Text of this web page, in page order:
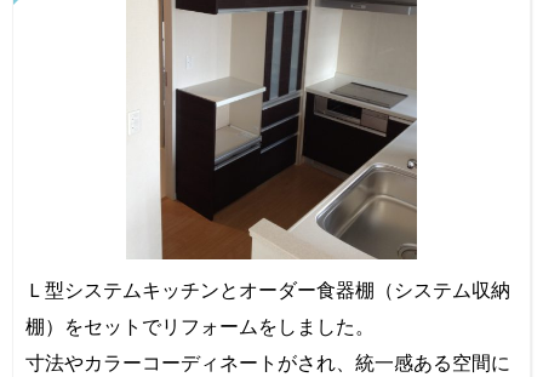
Ｌ型システムキッチンとオーダー食器棚（システム収納
棚）をセットでリフォームをしました。
寸法やカラーコーディネートがされ、統一感ある空間に